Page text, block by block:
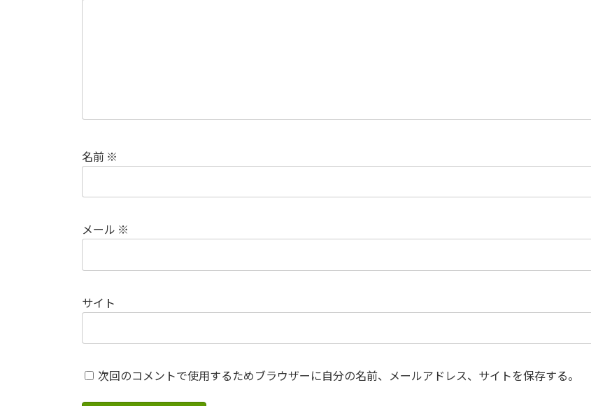
名前 ※
メール ※
サイト
次回のコメントで使用するためブラウザーに自分の名前、メールアドレス、サイトを保存する。